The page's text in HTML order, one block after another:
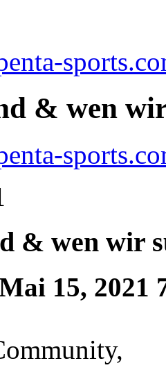
& wen
& wen wir
15, 2021